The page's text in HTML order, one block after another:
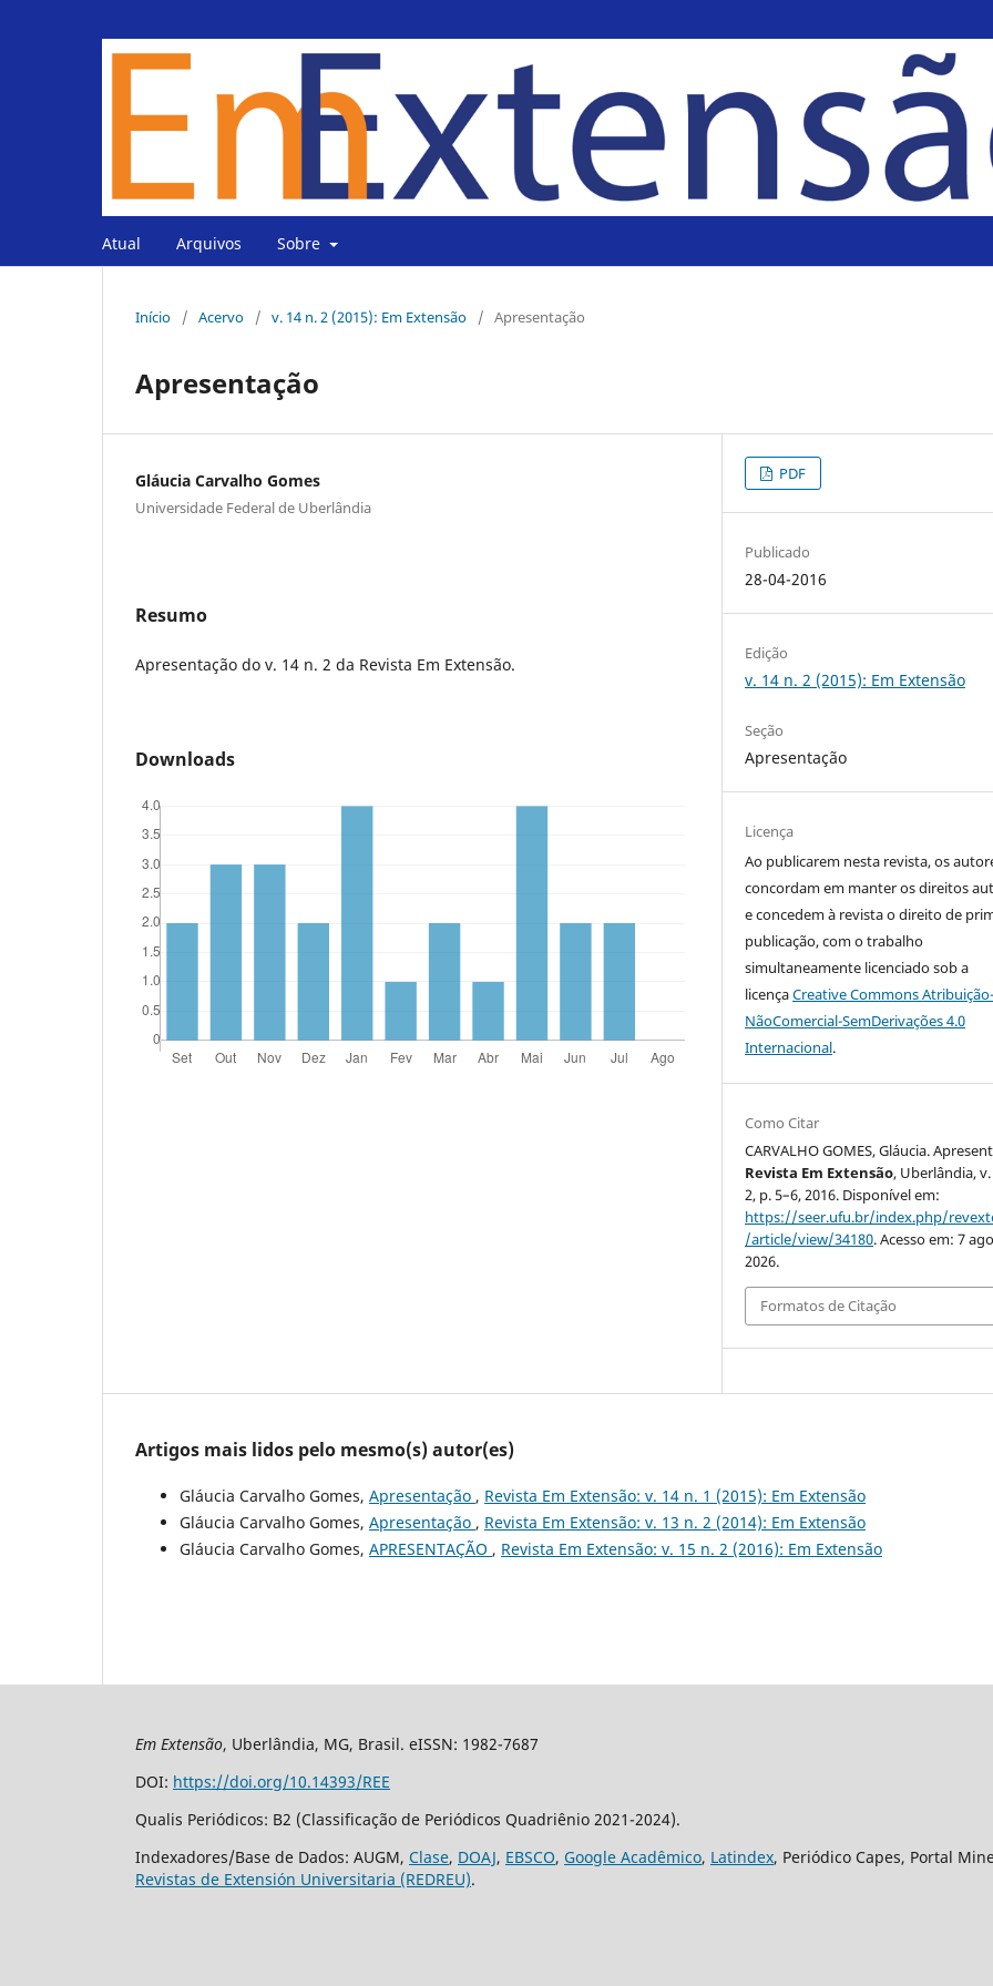
Atual Arquivos Sobre
Início / Acervo / v. 14 n. 2 (2015): Em Extensão / Apresentação
Apresentação
Gláucia Carvalho Gomes
Universidade Federal de Uberlândia
Resumo
Apresentação do v. 14 n. 2 da Revista Em Extensão.
Downloads
PDF
Publicado
28-04-2016
Edição
v. 14 n. 2 (2015): Em Extensão
Seção
Apresentação
Licença
Ao publicarem nesta revista, os
concordam em manter os direitos
e concedem à revista o direito de
publicação, com o trabalho
simultaneamente licenciado sob a
licençaCreative Commons Atribuição-
NãoComercial-SemDerivações 4.0
Internacional.
Como Citar
CARVALHO GOMES, Gláucia.
Revista Em Extensão, Uberlândia, v.
2, p. 5–6, 2016. Disponível em:
https://seer.ufu.br/index.php/
/article/view/34180. Acesso em: 7
2026.
Formatos de Citação
Artigos mais lidos pelo mesmo(s) autor(es)
Gláucia Carvalho Gomes, Apresentação , Revista Em Extensão: v. 14 n. 1 (2015): Em Extensão
Gláucia Carvalho Gomes, Apresentação , Revista Em Extensão: v. 13 n. 2 (2014): Em Extensão
Gláucia Carvalho Gomes, APRESENTAÇÃO , Revista Em Extensão: v. 15 n. 2 (2016): Em Extensão
Em Extensão, Uberlândia, MG, Brasil. eISSN: 1982-7687
DOI: https://doi.org/10.14393/REE
Qualis Periódicos: B2 (Classificação de Periódicos Quadriênio 2021-2024).
Indexadores/Base de Dados: AUGM, Clase, DOAJ, EBSCO, Google Acadêmico, Latindex, Periódico Capes, Portal
Revistas de Extensión Universitaria (REDREU).